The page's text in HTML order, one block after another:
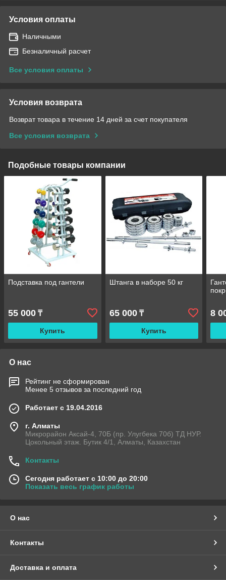
Условия оплаты
Наличными
Безналичный расчет
Все условия оплаты
Условия возврата
Возврат товара в течение 14 дней за счет покупателя
Все условия возврата
Подобные товары компании
Подставка под гантели
55 000 ₸
Купить
Штанга в наборе 50 кг
65 000₸
Купить
8
О нас
Рейтинг не сформирован
Менее 5 отзывов за последний год
Работает с 19.04.2016
г. Алматы
Микрорайон Аксай-4, 70Б (пр. Улугбека 70б) ТД НУР.
Цокольный этаж. Бутик 4/1, Алматы, Казахстан
Контакты
Сегодня работает с 10:00 до 20:00
Показать весь график работы
О нас
Контакты
Доставка и оплата